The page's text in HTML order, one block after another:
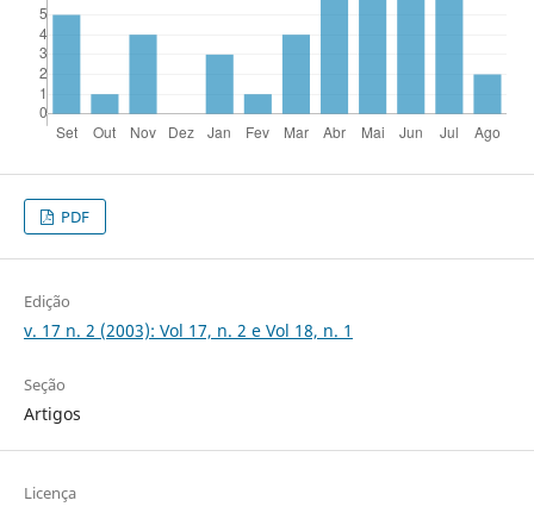
PDF
Edição
v. 17 n. 2 (2003): Vol 17, n. 2 e Vol 18, n. 1
Seção
Artigos
Licença